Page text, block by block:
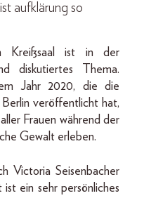
aufklärung so
Kreißsaal ist in der
diskutiertes Thema.
Jahr 2020, die die
veröffentlicht hat,
Frauen während der
Gewalt erleben.
Victoria Seisenbacher
ein sehr persönliches